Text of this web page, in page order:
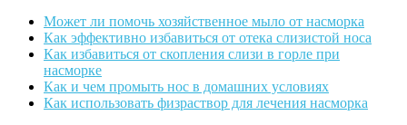
Может ли помочь хозяйственное мыло от насморка
Как эффективно избавиться от отека слизистой носа
Как избавиться от скопления слизи в горле при
насморке
Как и чем промыть нос в домашних условиях
Как использовать физраствор для лечения насморка